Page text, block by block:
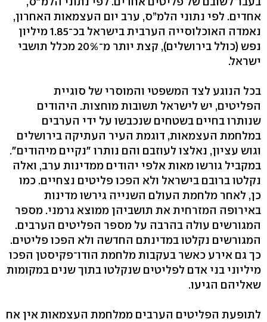
אחדים. לפי נתוני הלמ”ס, ערב יום העצמאות האחרון,
נאמדה האוכלוסייה הערבית בישראל בכ־1.85 מיליון
נפש (כולל בירושלים), קצת יותר מ־20% מכלל תושבי
ישראל.
בכל הנוגע לצד המשפטי והמוסרי של סוגיית
הפליטים, יש לישראל תשובות מוחצות. היהודים
שנותרו בחיים בשטחים שנכבשו על ידי הערבים
במלחמת העצמאות, דוגמת העיר העתיקה בירושלים
וגוש עציון, נאלצו לעוזבם והם נותרו "נקיים מיהודים".
במקביל גורשו מאות אלפי יהודים ממדינות ערב, ואלה
נקלטו ברובם בישראל ולא הפכו פליטים נצחיים. כמו
כן, לאחר מלחמת העולם השנייה גירשו מדינות
באירופה המזרחית את תושביהן ממוצא גרמני. מספר
המגורשים עולה בהרבה על מספר הפליטים הערבים.
המגורשים נקלטו במדינתם החדשה ולא הפכו פליטים.
כך גם אירע כאשר בעקבות מלחמת הודו־פקיסטן הפכו
מיליוני בני אדם לפליטים שנקלטו בתוך שנים במקומות
שאליהם הגיעו.
לתופעת הפליטים הערבים ממלחמת העצמאות אין אח